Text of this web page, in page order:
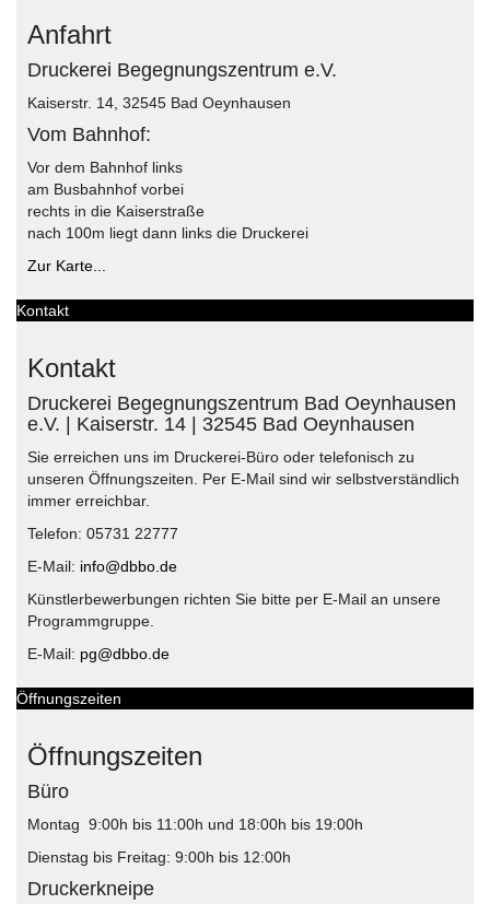
Anfahrt
Druckerei Begegnungszentrum e.V.
Kaiserstr. 14, 32545 Bad Oeynhausen
Vom Bahnhof:
Vor dem Bahnhof links
am Busbahnhof vorbei
rechts in die Kaiserstraße
nach 100m liegt dann links die Druckerei
Zur Karte...
Kontakt
Kontakt
Druckerei Begegnungszentrum Bad Oeynhausen
e.V. | Kaiserstr. 14 | 32545 Bad Oeynhausen
Sie erreichen uns im Druckerei-Büro oder telefonisch zu
unseren Öffnungszeiten. Per E-Mail sind wir selbstverständlich
immer erreichbar.
Telefon: 05731 22777
E-Mail: info@dbbo.de
Künstlerbewerbungen richten Sie bitte per E-Mail an unsere
Programmgruppe.
E-Mail: pg@dbbo.de
Öffnungszeiten
Öffnungszeiten
Büro
Montag 9:00h bis 11:00h und 18:00h bis 19:00h
Dienstag bis Freitag: 9:00h bis 12:00h
Druckerkneipe